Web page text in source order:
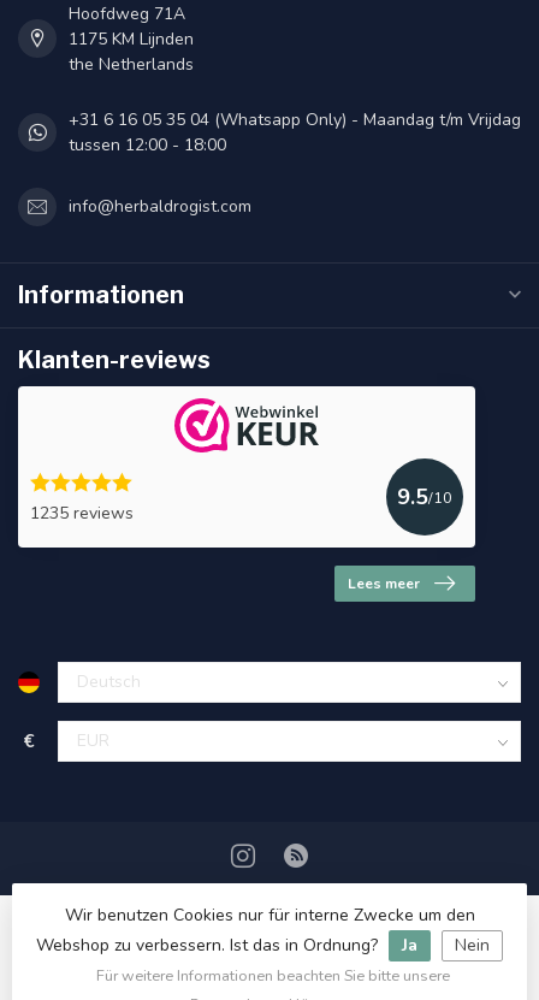
Hoofdweg 71A
1175 KM Lijnden
the Netherlands
+31 6 16 05 35 04 (Whatsapp Only) - Maandag t/m Vrijdag
tussen 12:00 - 18:00
info@herbaldrogist.com
Informationen
Klanten-reviews
1235 reviews
9.5/10
Lees meer
€
Wir benutzen Cookies nur für interne Zwecke um den
Webshop zu verbessern. Ist das in Ordnung?
Ja Nein
Für weitere Informationen beachten Sie bitte unsere